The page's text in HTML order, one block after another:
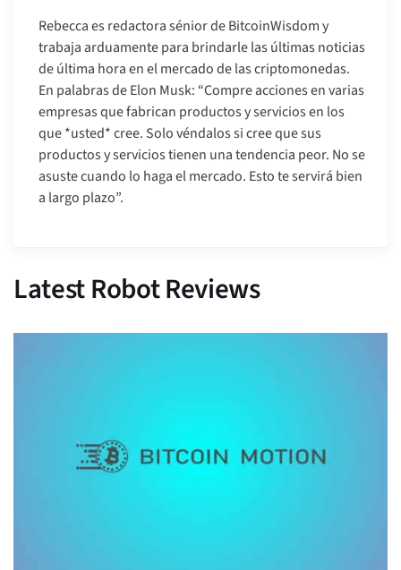
Rebecca es redactora sénior de BitcoinWisdom y
trabaja arduamente para brindarle las últimas noticias
de última hora en el mercado de las criptomonedas.
En palabras de Elon Musk: “Compre acciones en varias
empresas que fabrican productos y servicios en los
que *usted* cree. Solo véndalos si cree que sus
productos y servicios tienen una tendencia peor. No se
asuste cuando lo haga el mercado. Esto te servirá bien
a largo plazo”.
Latest Robot Reviews